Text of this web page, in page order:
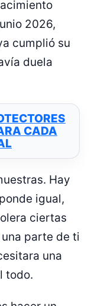
2026,
cumplió su
duela
CADA
Hay
igual,
ciertas
parte de ti
una
todo.